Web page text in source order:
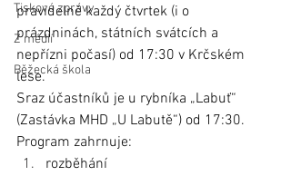
Tiskové zprávy
Z médií
Běžecká škola
pravidelně každý čtvrtek (i o
prázdninách, státních svátcích a
nepřízni počasí) od 17:30 v Krčském
lese.
Sraz účastníků je u rybníka „Labuť“
(Zastávka MHD „U Labutě“) od 17:30.
Program zahrnuje:
rozběhání